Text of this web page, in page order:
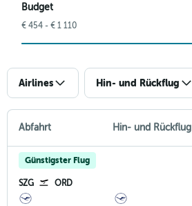
Budget
€ 454 - € 1 110
Airlines Hin- und Rückflug
Abfahrt Hin- und Rückflug
Günstigster Flug
SZG ORD